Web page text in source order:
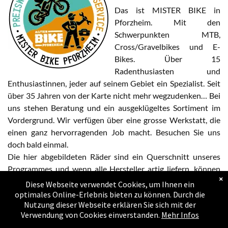
FULLIES
HARDTAIL-MTBs
BIKES FÜR KIDS
RACE/CROSS/GRAVEL
SALE BIS 50%
SALE BIKES
SALE E-BIKES TEIL1
SALE E-BIKES TEIL2
SHELF WARMERS
Das ist MISTER BIKE in
Pforzheim. Mit den
Schwerpunkten MTB,
Cross/Gravelbikes und E-
Bikes. Über 15
Radenthusiasten und
Enthusiastinnen, jeder auf seinem Gebiet ein Spezialist. Seit
über 35 Jahren von der Karte nicht mehr wegzudenken… Bei
uns stehen Beratung und ein ausgeklügeltes Sortiment im
Vordergrund. Wir verfügen über eine grosse Werkstatt, die
einen ganz hervorragenden Job macht. Besuchen Sie uns
doch bald einmal.
Die hier abgebildeten Räder sind ein Querschnitt unseres
Programmes und wenn alle Hersteller artig liefern, können
wir auch auf jeden Kundenwunsch reagieren. Sprechen Sie
mit uns, welche Pläne Sie in Sachen Fahrrad haben, wir sind
die Guten und die Richtigen.
Diese Webseite verwendet Cookies, um Ihnen ein
optimales Online-Erlebnis bieten zu können. Durch die
Nutzung dieser Webseite erklären Sie sich mit der
Verwendung von Cookies einverstanden. Mehr Infos
×